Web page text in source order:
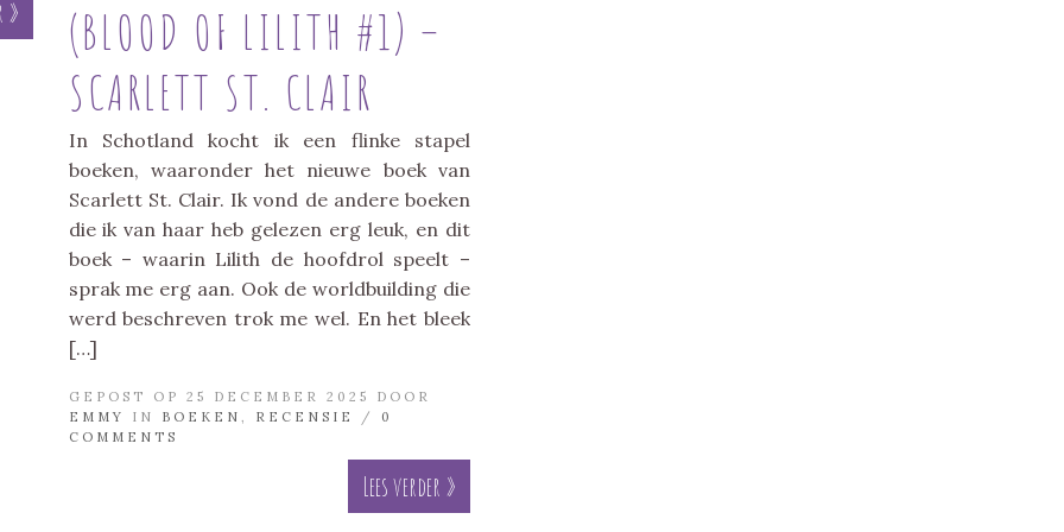
»
(BLOOD OF LILITH #1) –
SCARLETT ST. CLAIR
In Schotland kocht ik een flinke stapel
boeken, waaronder het nieuwe boek van
Scarlett St. Clair. Ik vond de andere boeken
die ik van haar heb gelezen erg leuk, en dit
boek – waarin Lilith de hoofdrol speelt –
sprak me erg aan. Ook de worldbuilding die
werd beschreven trok me wel. En het bleek
[…]
GEPOST OP 25 DECEMBER 2025 DOOR
EMMY
IN BOEKEN RECENSIE /
0
COMMENTS
Lees verder »